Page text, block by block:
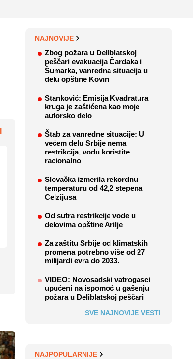
NAJNOVIJE
Zbog požara u Deliblatskoj
peščari evakuacija Čardaka i
Šumarka, vanredna situacija u
delu opštine Kovin
Stanković: Emisija Kvadratura
kruga je zaštićena kao moje
autorsko delo
Štab za vanredne situacije: U
većem delu Srbije nema
restrikcija, vodu koristite
racionalno
Slovačka izmerila rekordnu
temperaturu od 42,2 stepena
Celzijusa
Od sutra restrikcije vode u
delovima opštine Arilje
Za zaštitu Srbije od klimatskih
promena potrebno više od 27
milijardi evra do 2033.
VIDEO: Novosadski vatrogasci
upućeni na ispomoć u gašenju
požara u Deliblatskoj peščari
SVE NAJNOVIJE VESTI
NAJPOPULARNIJE